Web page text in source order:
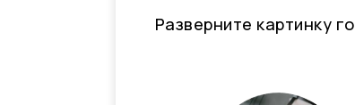
Разверните картинку